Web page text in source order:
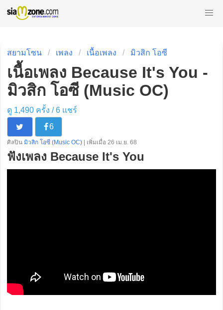
สยามโซน เพลง เนื้อเพลง มิวสิก โอซี
เนื้อเพลง Because It's You -
มิวสิก โอซี (Music OC)
ดู 1,490 ครั้ง /6แชร์
6
ศิลปิน มิวสิก โอซี (Music OC) | เพิ่มเมื่อ 26 เม.ย. 68
ฟังเพลง Because It's You